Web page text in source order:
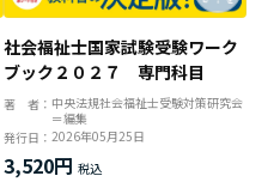
社会福祉士国家試験受験ワーク
ブック２０２７ 専門科目
著 者： 中央法規社会福祉士受験対策研究会
＝編集
発行日： 2026年05月25日
3,520円